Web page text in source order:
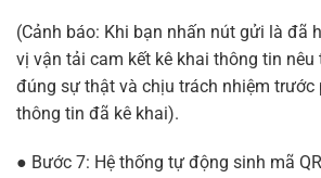
(Cảnh báo: Khi bạn nhấn nút gửi là đã
vị vận tải cam kết kê khai thông tin nêu
đúng sự thật và chịu trách nhiệm trước
thông tin đã kê khai).
● Bước 7: Hệ thống tự động sinh mã